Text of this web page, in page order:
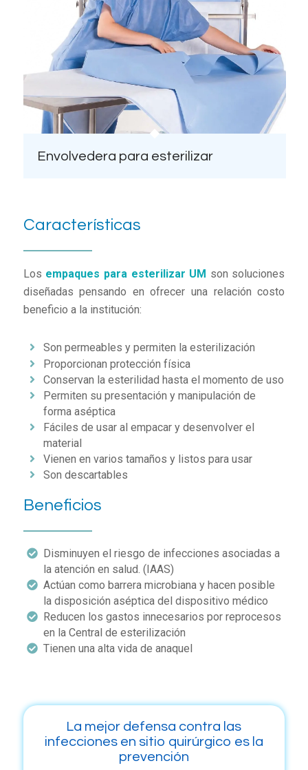
Envolvedera para esterilizar
Características
Los empaques para esterilizar UM son soluciones
diseñadas pensando en ofrecer una relación costo
beneficio a la institución:
Son permeables y permiten la esterilización
Proporcionan protección física
Conservan la esterilidad hasta el momento de uso
Permiten su presentación y manipulación de
forma aséptica
Fáciles de usar al empacar y desenvolver el
material
Vienen en varios tamaños y listos para usar
Son descartables
Beneficios
Disminuyen el riesgo de infecciones asociadas a
la atención en salud. (IAAS)
Actúan como barrera microbiana y hacen posible
la disposición aséptica del dispositivo médico
Reducen los gastos innecesarios por reprocesos
en la Central de esterilización
Tienen una alta vida de anaquel
La mejor defensa contra las
infecciones en sitio quirúrgico es la
prevención